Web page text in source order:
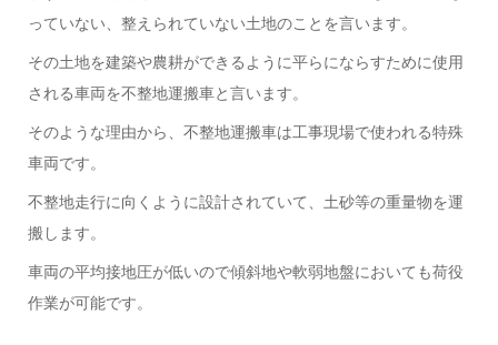
っていない、整えられていない土地のことを言います。
その土地を建築や農耕ができるように平らにならすために使用
される車両を不整地運搬車と言います。
そのような理由から、不整地運搬車は工事現場で使われる特殊
車両です。
不整地走行に向くように設計されていて、土砂等の重量物を運
搬します。
車両の平均接地圧が低いので傾斜地や軟弱地盤においても荷役
作業が可能です。